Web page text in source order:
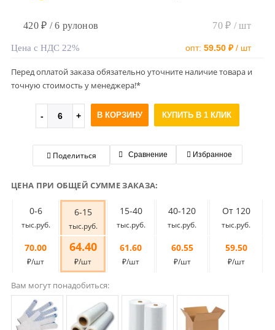
420 ₽ / 6 рулонов 70 ₽ / шт
Цена с НДС 22% опт: 59.50 ₽/ шт
Перед оплатой заказа обязательно уточните наличие товара и
точную стоимость у менеджера!*
В КОРЗИНУ КУПИТЬ В 1 КЛИК
Поделиться Сравнение Избранное
ЦЕНА ПРИ ОБЩЕЙ СУММЕ ЗАКАЗА:
0-6
тыс.руб.
6-15
тыс.руб.
15-40
тыс.руб.
40-120
тыс.руб.
От 120
тыс.руб.
70.00
₽/шт
64.40
₽/шт
61.60
₽/шт
60.55
₽/шт
59.50
₽/шт
Вам могут понадобиться: